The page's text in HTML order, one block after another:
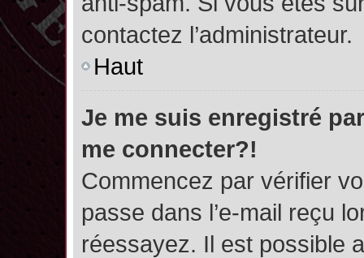
contactez l’administrateur.
Haut
Je me suis enregistré
me connecter?!
Commencez par vérifier
passe dans l’e-mail reçu
réessayez. Il est possible